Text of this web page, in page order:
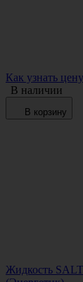
Как узнать
В наличии
В корзину
Жидкость